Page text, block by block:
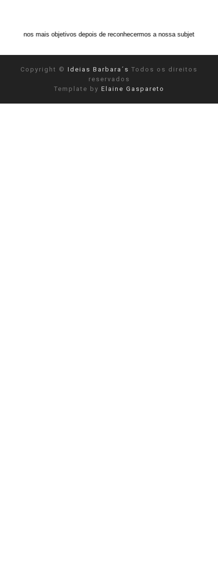
objetivos depois de reconhecermos a nossa subjetividade." ANAIS NIN
Copyright © Ideias Barbara´s Todos os direitos
reservados
Template by Elaine Gaspareto